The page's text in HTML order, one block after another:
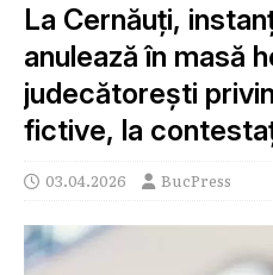
La Cernăuți,
anulează în masă
judecătorești
fictive, la
03.04.2026 BucPress